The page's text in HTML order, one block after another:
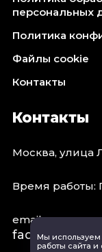
персональных
Политика
Файлы cookie
Контакты
Контакты
Москва, улица
Время работы:
email:
Мы используем
работы сайта